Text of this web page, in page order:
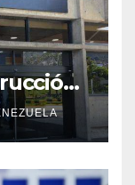
en el